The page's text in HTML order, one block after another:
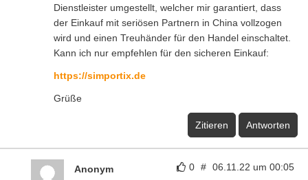
Dienstleister umgestellt, welcher mir garantiert, dass
der Einkauf mit seriösen Partnern in China vollzogen
wird und einen Treuhänder für den Handel einschaltet.
Kann ich nur empfehlen für den sicheren Einkauf:
https://simportix.de
Grüße
Zitieren Antworten
0 # 06.11.22 um 00:05
Anonym